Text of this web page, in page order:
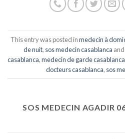
This entry was posted inmedecin à
de nuit, sos medecin casablanca
casablanca,medecin de garde casablanca
docteurs casablanca, sos
SOS MEDECIN AGADIR